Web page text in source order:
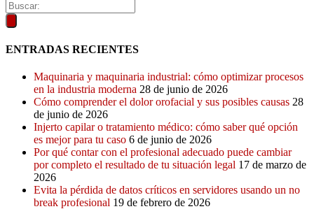
ENTRADAS RECIENTES
Maquinaria y maquinaria industrial: cómo optimizar procesos
en la industria moderna 28 de junio de 2026
Cómo comprender el dolor orofacial y sus posibles causas 28
de junio de 2026
Injerto capilar o tratamiento médico: cómo saber qué opción
es mejor para tu caso 6 de junio de 2026
Por qué contar con el profesional adecuado puede cambiar
por completo el resultado de tu situación legal 17 de marzo de
2026
Evita la pérdida de datos críticos en servidores usando un no
break profesional 19 de febrero de 2026